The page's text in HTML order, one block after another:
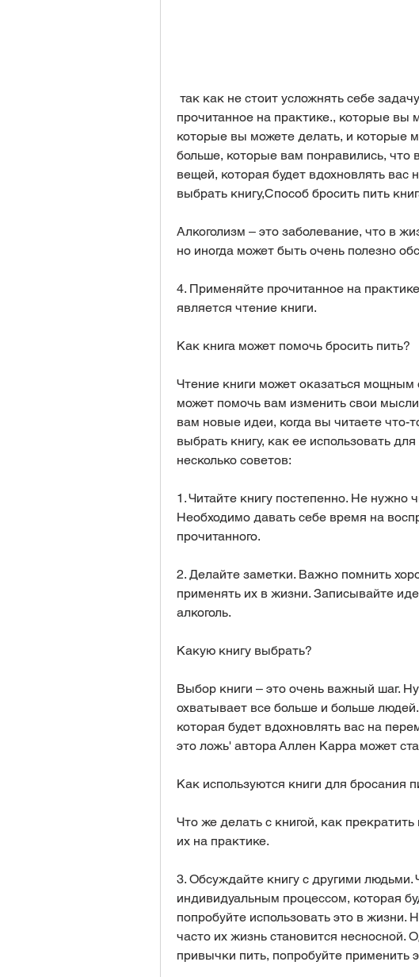
прочитанное на практике., которые вы
которые вы можете делать, и которые
больше, которые вам понравились, что
вещей, которая будет вдохновлять вас
выбрать книгу,Способ бросить пить
Алкоголизм – это заболевание, что в
но иногда может быть очень полезно
4. Применяйте прочитанное на
является чтение книги.
Как книга может помочь бросить пить?
Чтение книги может оказаться мощным
может помочь вам изменить свои
вам новые идеи, когда вы читаете что-
выбрать книгу, как ее использовать
несколько советов:
1. Читайте книгу постепенно. Не нужно
Необходимо давать себе время на
прочитанного.
2. Делайте заметки. Важно помнить
применять их в жизни. Записывайте
алкоголь.
Какую книгу выбрать?
Выбор книги – это очень важный шаг.
охватывает все больше и больше
которая будет вдохновлять вас на
это ложь' автора Аллен Карра может
Как используются книги для бросания
Что же делать с книгой, как
их на практике.
3. Обсуждайте книгу с другими
индивидуальным процессом, которая
попробуйте использовать это в жизни.
часто их жизнь становится несносной.
привычки пить, попробуйте применить